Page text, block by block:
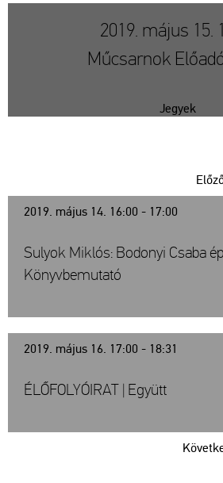
2019. május 15.
Műcsarnok
Jegyek
2019. május 14. 16:00 - 17:00
Sulyok Miklós: Bodonyi Csaba
Könyvbemutató
2019. május 16. 17:00 - 18:31
ÉLŐFOLYÓIRAT | Együtt